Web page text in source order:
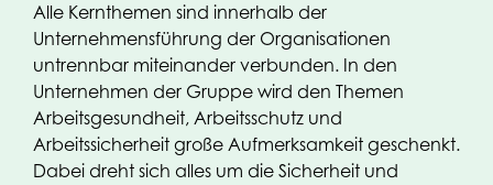
Alle Kernthemen sind innerhalb der
Unternehmensführung der Organisationen
untrennbar miteinander verbunden. In den
Unternehmen der Gruppe wird den Themen
Arbeitsgesundheit, Arbeitsschutz und
Arbeitssicherheit große Aufmerksamkeit geschenkt.
Dabei dreht sich alles um die Sicherheit und